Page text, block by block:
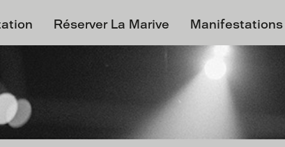
Réserver La Marive Manifestations